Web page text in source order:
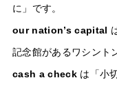
に」です。
our nation’s capital
記念館があるワシント
cash a checkは「小